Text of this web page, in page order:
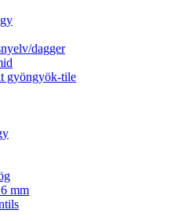
dagger
gyöngyök-tile
mm